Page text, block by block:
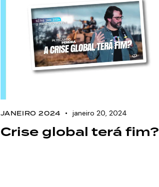
JANEIRO 2024 janeiro 20, 2024
Crise global terá fim?